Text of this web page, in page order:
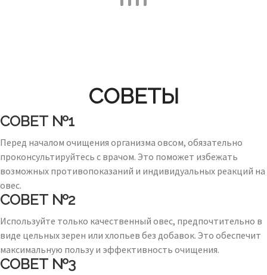
СОВЕТЫ
СОВЕТ №1
Перед началом очищения организма овсом, обязательно
проконсультируйтесь с врачом. Это поможет избежать
возможных противопоказаний и индивидуальных реакций на
овес.
СОВЕТ №2
Используйте только качественный овес, предпочтительно в
виде цельных зерен или хлопьев без добавок. Это обеспечит
максимальную пользу и эффективность очищения.
СОВЕТ №3